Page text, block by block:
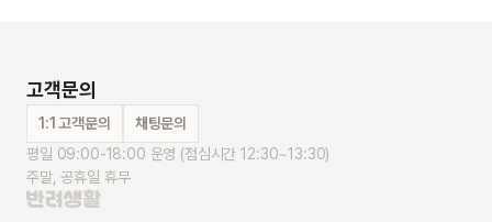
고객문의
1:1 고객문의
채팅문의
평일 09:00-18:00 운영 (점심시간 12:30~13:30)
주말, 공휴일 휴무